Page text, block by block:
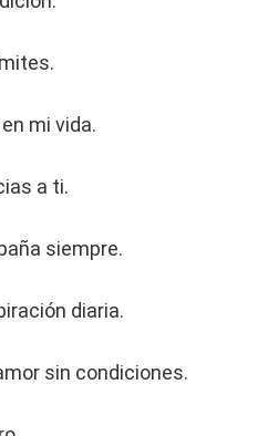
mi vida.
a ti.
siempre.
diaria.
sin condiciones.